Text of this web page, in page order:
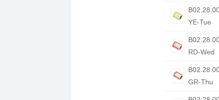
YE-Tue
RD-Wed
GR-Thu